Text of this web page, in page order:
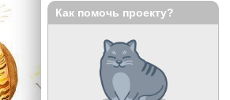
Как помочь проекту?